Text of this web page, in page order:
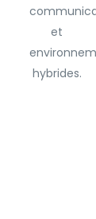
et
hybrides.